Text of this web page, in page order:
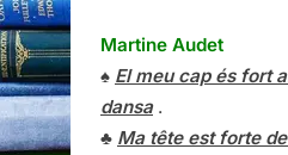
Martine Audet
♠ El meu cap és fort
dansa.
♣ Ma tête est forte